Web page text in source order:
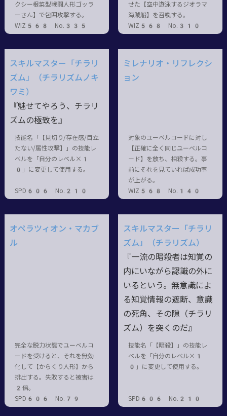
クシー根菜型戦闘人形ゴッラ
ーさん】で包囲攻撃する。
WIZ568 No.335
せた【空中遊泳するジオラマ
海賊船】を召喚する。
WIZ568 No.310
スキルマスター「チラリ
ズム」（チラリズムノキ
ワミ）
『魅せてやろう、チラリ
ズムの極致を』
技能名「【見切り/存在感/目立
たない/属性攻撃】」の技能レ
ベルを「自分のレベル×1
0」に変更して使用する。
SPD606 No.210
ミレナリオ・リフレクシ
ョン
対象のユーベルコードに対し
【正確に全く同じユーベルコ
ード】を放ち、相殺する。事
前にそれを見ていれば成功率
が上がる。
WIZ568 No.140
オペラツィオン・マカブ
ル
完全な脱力状態でユーベルコ
ードを受けると、それを無効
化して【からくり人形】から
排出する。失敗すると被害は
2倍。
SPD606 No.79
スキルマスター「チラリ
ズム」（チラリズム）
『一流の暗殺者は知覚の
内にいながら認識の外に
いるという。無意識によ
る知覚情報の遮断、意識
の死角、その隙（チラリ
ズム）を突くのだ』
技能名「【暗殺】」の技能レ
ベルを「自分のレベル×1
0」に変更して使用する。
SPD606 No.210